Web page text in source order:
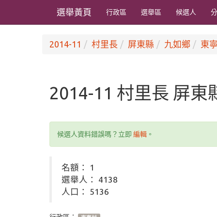
選舉黃頁 行政區 選舉區 候選人
2014-11 村里長 屏東縣 九如鄉 東
2014-11 村里長 屏東
候選人資料錯誤嗎？立即 編輯 。
名額： 1
選舉人： 4138
人口： 5136